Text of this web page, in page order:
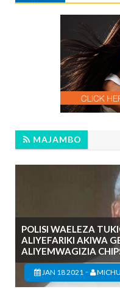
MAJAMBO
POLISI WAELEZA
ALIYEFARIKI AKIWA
ALIYEMWAGIZIA
JAN 18 2021 -